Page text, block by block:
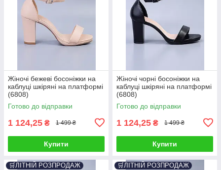
Жіночі бежеві босоніжки на
каблуці шкіряні на платформі
(6808)
Готово до відправки
1 124,25 ₴ 1 499 ₴
Купити
Жіночі чорні босоніжки на
каблуці шкіряні на платформі
(6808)
Готово до відправки
1 124,25 ₴ 1 499 ₴
Купити
🛒ЛІТНІЙ РОЗПРОДАЖ
🛒ЛІТНІЙ РОЗПРОДАЖ